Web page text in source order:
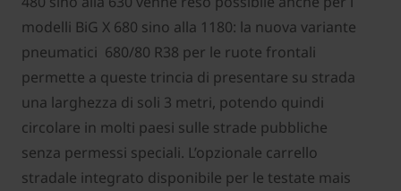
modelli BiG X 680 sino alla 1180: la nuova variante
pneumatici 680/80 R38 per le ruote frontali
permette a queste trincia di presentare su strada
una larghezza di soli 3 metri, potendo quindi
circolare in molti paesi sulle strade pubbliche
senza permessi speciali. L’opzionale carrello
stradale integrato disponibile per le testate mais